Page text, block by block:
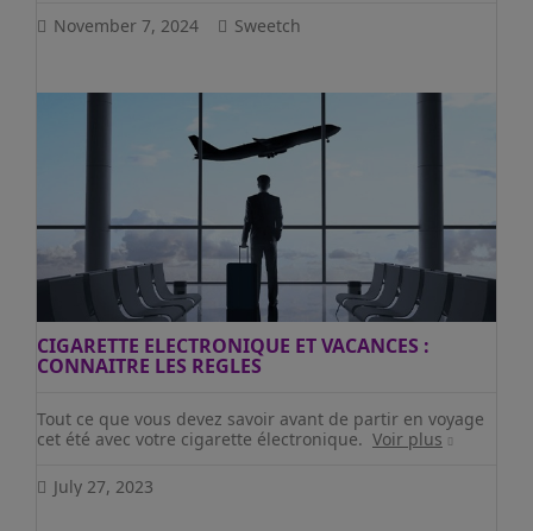
November 7, 2024 Sweetch
CIGARETTE ELECTRONIQUE ET VACANCES :
CONNAITRE LES REGLES
Tout ce que vous devez savoir avant de partir en voyage
cet été avec votre cigarette électronique. Voir plus
July 27, 2023